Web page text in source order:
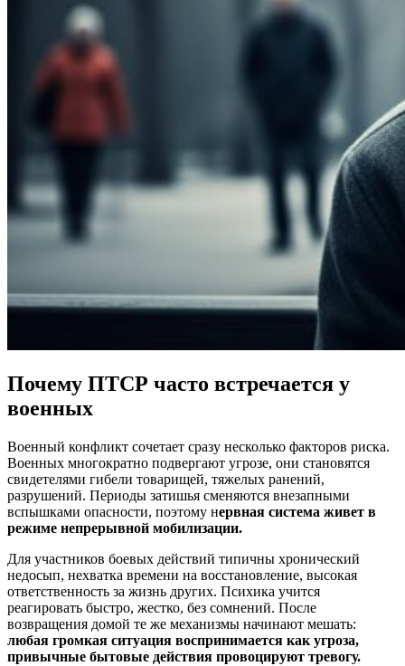
Почему ПТСР часто встречается у
военных
Военный конфликт сочетает сразу несколько факторов риска.
Военных многократно подвергают угрозе, они становятся
свидетелями гибели товарищей, тяжелых ранений,
разрушений. Периоды затишья сменяются внезапными
вспышками опасности, поэтому нервная система живет в
режиме непрерывной мобилизации.
Для участников боевых действий типичны хронический
недосып, нехватка времени на восстановление, высокая
ответственность за жизнь других. Психика учится
реагировать быстро, жестко, без сомнений. После
возвращения домой те же механизмы начинают мешать:
любая громкая ситуация воспринимается как угроза,
привычные бытовые действия провоцируют тревогу.